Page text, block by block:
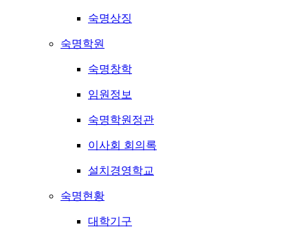
숙명상징
숙명학원
숙명창학
임원정보
숙명학원정관
이사회 회의록
설치경영학교
숙명현황
대학기구